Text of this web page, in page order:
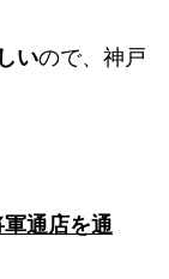
いので、神戸
通店を通